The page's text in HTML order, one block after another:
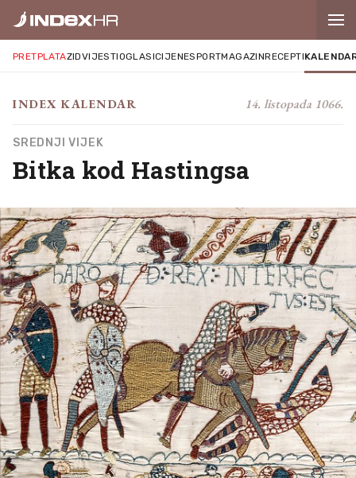
PRETPLATAZIDVIJESTIOGLASICIJENESPORTMAGAZINRECEPTI
INDEX KALENDAR 14. listopada 1066.
SREDNJI VIJEK
Bitka kod Hastingsa